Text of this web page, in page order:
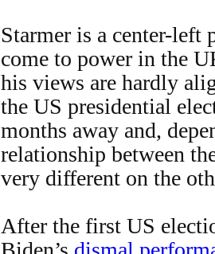
Starmer is a center-
come to power in the
his views are hardly
the US presidential
months away and,
relationship between
very different on the
After the first US